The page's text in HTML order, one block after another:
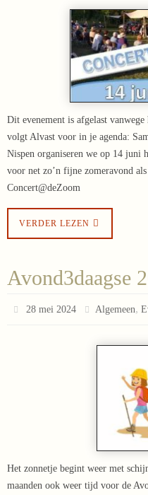
Dit evenement is afgelast
volgt Alvast voor in je agenda:
Nispen organiseren we op 14 juni
voor net zo’n fijne zomeravond
Concert@deZoom
VERDER LEZEN
Avond3daagse
28 mei 2024 Algemeen,
Het zonnetje begint weer met
maanden ook weer tijd voor de